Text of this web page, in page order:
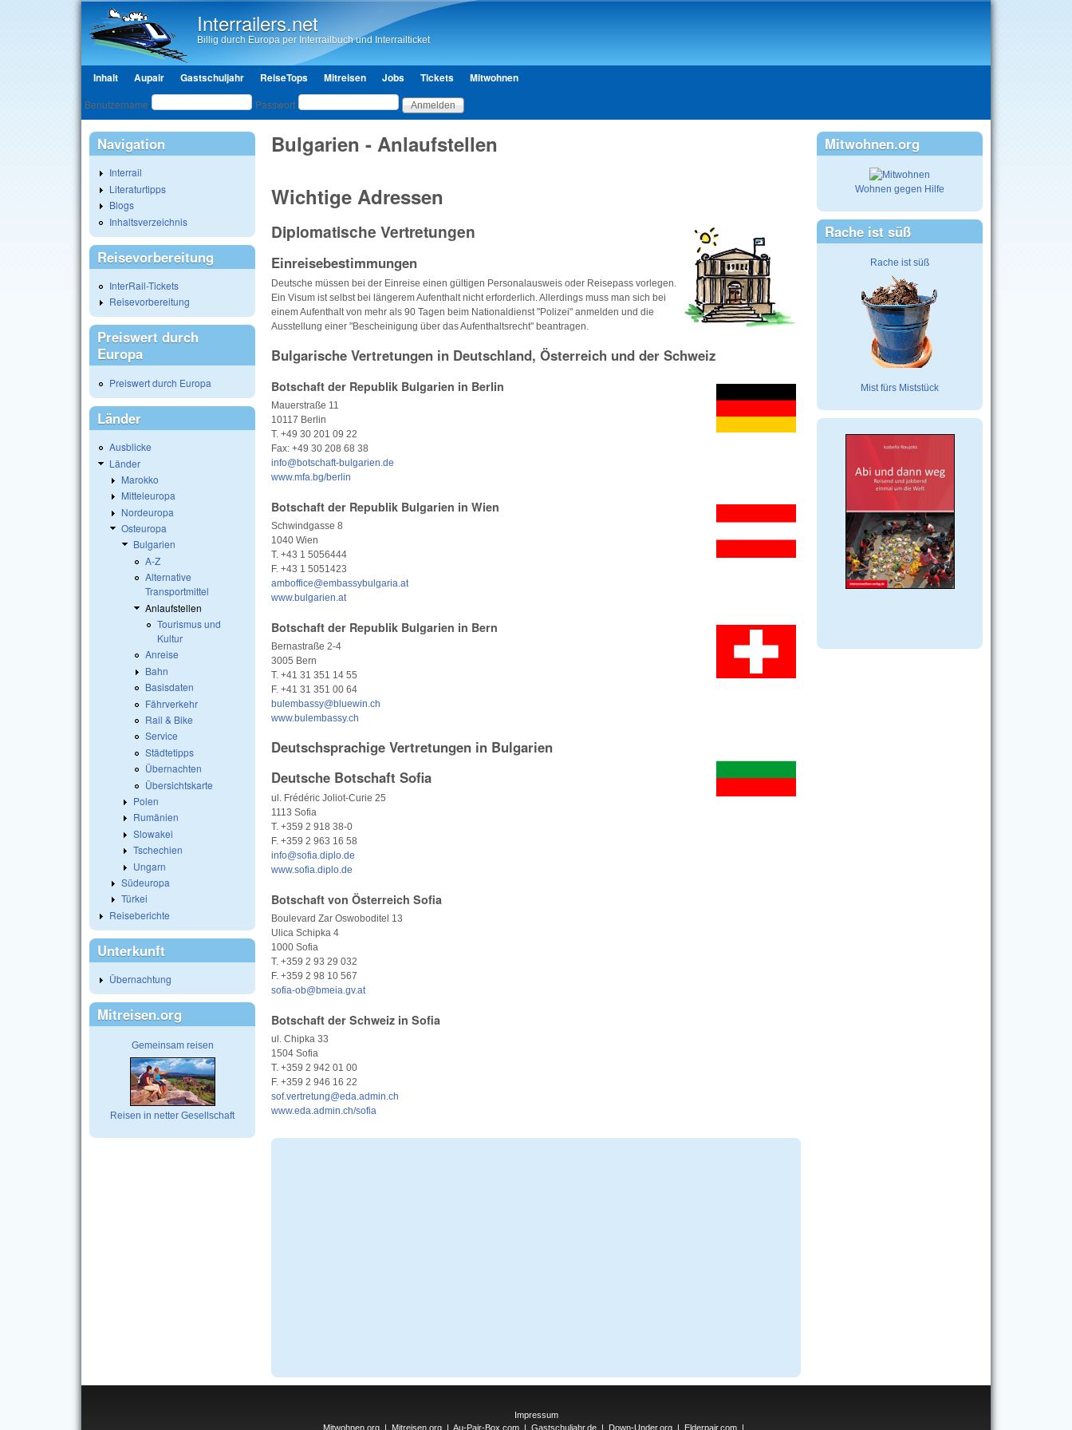
Interrailers.net
Billig durch Europa per Interrailbuch und Interrailticket
Hauptmenü
Inhalt Aupair Gastschuljahr ReiseTops Mitreisen Jobs Tickets Mitwohnen
Benutzeranmeldung
Benutzername Passwort
Bulgarien - Anlaufstellen
Wichtige Adressen
Diplomatische Vertretungen
Einreisebestimmungen
Deutsche müssen bei der Einreise einen gültigen Personalausweis oder Reisepass vorlegen.
Ein Visum ist selbst bei längerem Aufenthalt nicht erforderlich. Allerdings muss man sich bei
einem Aufenthalt von mehr als 90 Tagen beim Nationaldienst "Polizei" anmelden und die
Ausstellung einer "Bescheinigung über das Aufenthaltsrecht" beantragen.
Bulgarische Vertretungen in Deutschland, Österreich und der Schweiz
Botschaft der Republik Bulgarien in Berlin
Mauerstraße 11
10117 Berlin
T. +49 30 201 09 22
Fax: +49 30 208 68 38
info@botschaft-bulgarien.de
www.mfa.bg/berlin
Botschaft der Republik Bulgarien in Wien
Schwindgasse 8
1040 Wien
T. +43 1 5056444
F. +43 1 5051423
amboffice@embassybulgaria.at
www.bulgarien.at
Botschaft der Republik Bulgarien in Bern
Bernastraße 2-4
3005 Bern
T. +41 31 351 14 55
F. +41 31 351 00 64
bulembassy@bluewin.ch
www.bulembassy.ch
Deutschsprachige Vertretungen in Bulgarien
Deutsche Botschaft Sofia
ul. Frédéric Joliot-Curie 25
1113 Sofia
T. +359 2 918 38-0
F. +359 2 963 16 58
info@sofia.diplo.de
www.sofia.diplo.de
Botschaft von Österreich Sofia
Boulevard Zar Oswoboditel 13
Ulica Schipka 4
1000 Sofia
T. +359 2 93 29 032
F. +359 2 98 10 567
sofia-ob@bmeia.gv.at
Botschaft der Schweiz in Sofia
ul. Chipka 33
1504 Sofia
T. +359 2 942 01 00
F. +359 2 946 16 22
sof.vertretung@eda.admin.ch
www.eda.admin.ch/sofia
Navigation
Interrail
Literaturtipps
Blogs
Inhaltsverzeichnis
Reisevorbereitung
InterRail-Tickets
Reisevorbereitung
Preiswert durch
Europa
Preiswert durch Europa
Länder
Ausblicke
Länder
Marokko
Mitteleuropa
Nordeuropa
Osteuropa
Bulgarien
A-Z
Alternative
Transportmittel
Anlaufstellen
Tourismus und
Kultur
Anreise
Bahn
Basisdaten
Fährverkehr
Rail & Bike
Service
Städtetipps
Übernachten
Übersichtskarte
Polen
Rumänien
Slowakei
Tschechien
Ungarn
Südeuropa
Türkei
Reiseberichte
Unterkunft
Übernachtung
Mitreisen.org
Gemeinsam reisen
Reisen in netter Gesellschaft
Mitwohnen.org
Wohnen gegen Hilfe
Rache ist süß
Rache ist süß
Mist fürs Miststück
Impressum
Mitwohnen.org | Mitreisen.org | Au-Pair-Box.com | Gastschuljahr.de | Down-Under.org | Elderpair.com |